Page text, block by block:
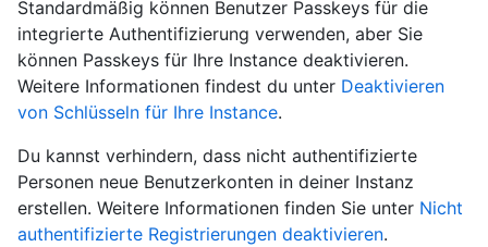
Standardmäßig können Benutzer Passkeys für die
integrierte Authentifizierung verwenden, aber Sie
können Passkeys für Ihre Instance deaktivieren.
Weitere Informationen findest du unter Deaktivieren
von Schlüsseln für Ihre Instance.
Du kannst verhindern, dass nicht authentifizierte
Personen neue Benutzerkonten in deiner Instanz
erstellen. Weitere Informationen finden Sie unter Nicht
authentifizierte Registrierungen deaktivieren.